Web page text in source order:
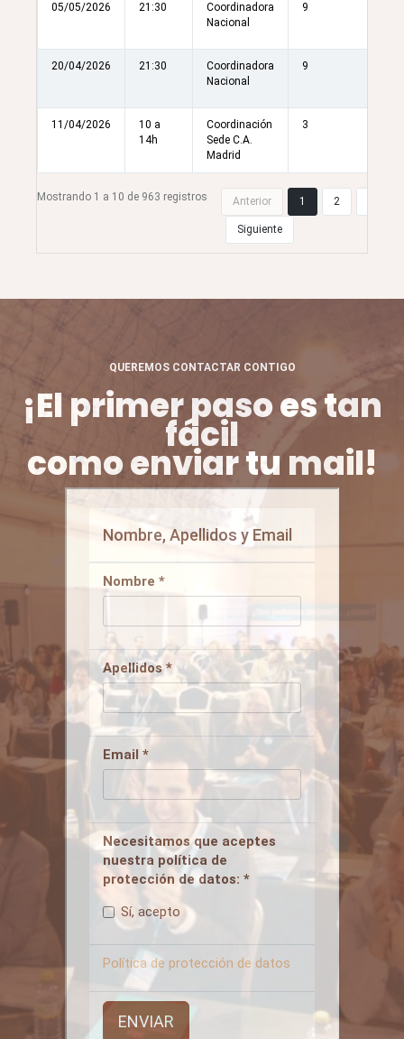
05/05/2026 21:30
Coordinadora
Nacional
9
20/04/2026 21:30
Coordinadora
Nacional
9
11/04/2026
10 a
14h
Coordinación
Sede C.A.
Madrid
3
Mostrando 1 a 10 de 963 registros Anterior 1 2
Siguiente
QUEREMOS CONTACTAR CONTIGO
¡El primer paso es tan
fácil
como enviar tu mail!